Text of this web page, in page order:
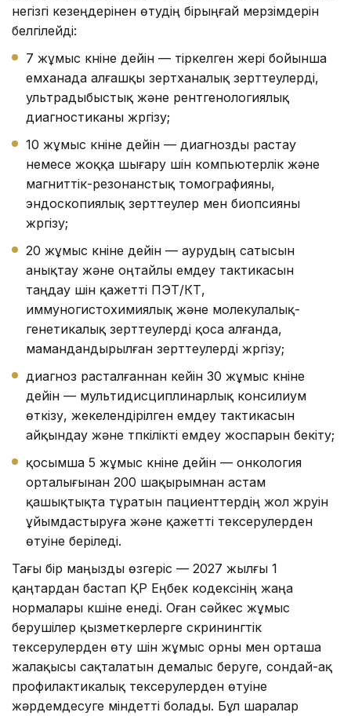
негізгі кезеңдерінен өтудің бірыңғай мерзімдерін
белгілейді:
7 жұмыс күніне дейін — тіркелген жері бойынша
емханада алғашқы зертханалық зерттеулерді,
ультрадыбыстық және рентгенологиялық
диагностиканы жүргізу;
10 жұмыс күніне дейін — диагнозды растау
немесе жоққа шығару үшін компьютерлік және
магниттік-резонанстық томографияны,
эндоскопиялық зерттеулер мен биопсияны
жүргізу;
20 жұмыс күніне дейін — аурудың сатысын
анықтау және оңтайлы емдеу тактикасын
таңдау үшін қажетті ПЭТ/КТ,
иммуногистохимиялық және молекулалық-
генетикалық зерттеулерді қоса алғанда,
мамандандырылған зерттеулерді жүргізу;
диагноз расталғаннан кейін 30 жұмыс күніне
дейін — мультидисциплинарлық консилиум
өткізу, жекелендірілген емдеу тактикасын
айқындау және түпкілікті емдеу жоспарын бекіту;
қосымша 5 жұмыс күніне дейін — онкология
орталығынан 200 шақырымнан астам
қашықтықта тұратын пациенттердің жол жүруін
ұйымдастыруға және қажетті тексерулерден
өтуіне беріледі.
Тағы бір маңызды өзгеріс — 2027 жылғы 1
қаңтардан бастап ҚР Еңбек кодексінің жаңа
нормалары күшіне енеді. Оған сәйкес жұмыс
берушілер қызметкерлерге скринингтік
тексерулерден өту үшін жұмыс орны мен орташа
жалақысы сақталатын демалыс беруге, сондай-ақ
профилактикалық тексерулерден өтуіне
жәрдемдесуге міндетті болады. Бұл шаралар